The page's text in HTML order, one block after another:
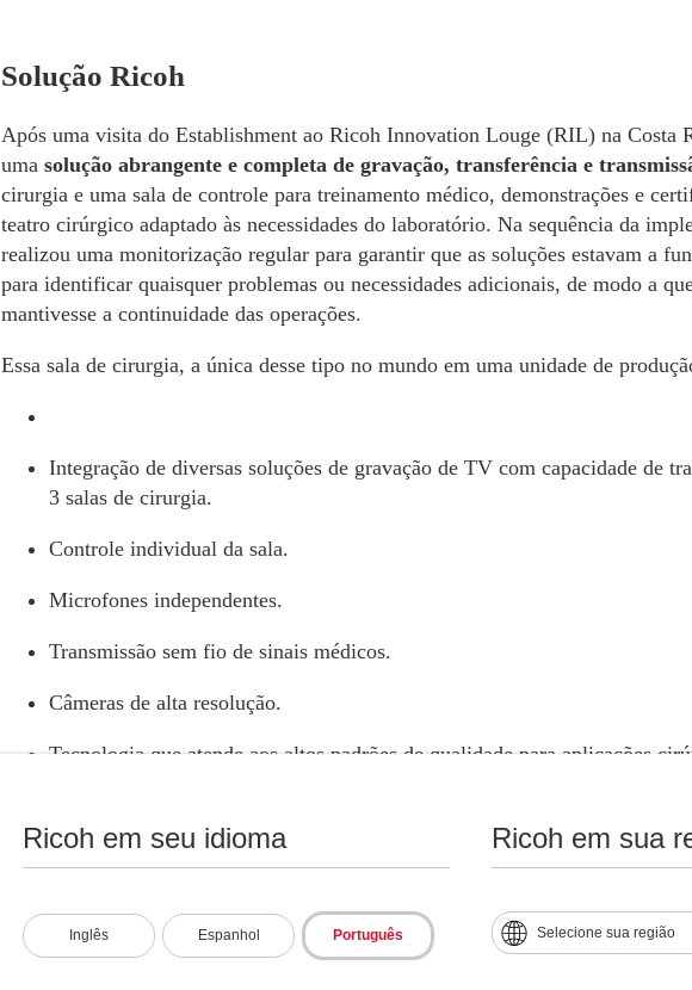
Ricoh em seu idioma
Inglês Espanhol Português
Ricoh em sua
Selecione sua região
Solução Ricoh
Após uma visita do Establishment ao Ricoh Innovation Louge (RIL) na Costa
uma solução abrangente e completa de gravação, transferência e
cirurgia e uma sala de controle para treinamento médico, demonstrações e
teatro cirúrgico adaptado às necessidades do laboratório. Na sequência da
realizou uma monitorização regular para garantir que as soluções estavam a
para identificar quaisquer problemas ou necessidades adicionais, de modo a
mantivesse a continuidade das operações.
Essa sala de cirurgia, a única desse tipo no mundo em uma unidade de
Integração de diversas soluções de gravação de TV com capacidade de
3 salas de cirurgia.
Controle individual da sala.
Microfones independentes.
Transmissão sem fio de sinais médicos.
Câmeras de alta resolução.
Tecnologia que atende aos altos padrões de qualidade para aplicações